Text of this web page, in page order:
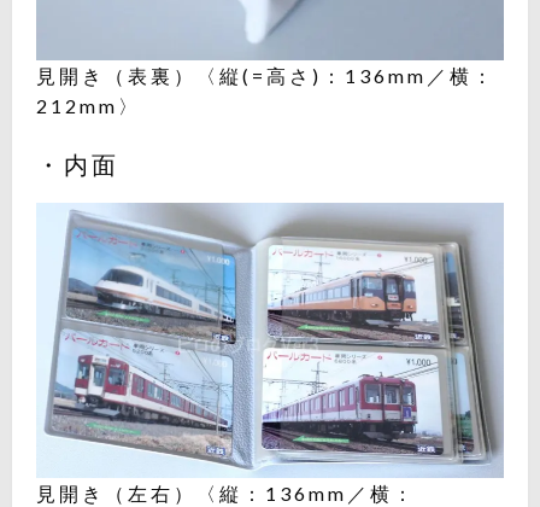
見開き（表裏）〈縦(=高さ)：136mm／横：
212mm〉
・内面
見開き（左右）〈縦：136mm／横：